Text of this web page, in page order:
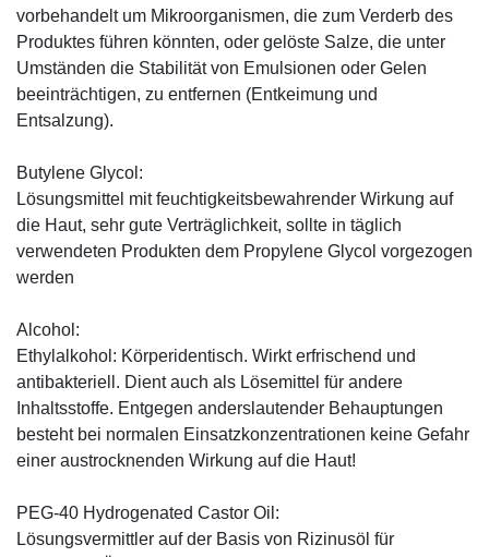
vorbehandelt um Mikroorganismen, die zum Verderb des
Produktes führen könnten, oder gelöste Salze, die unter
Umständen die Stabilität von Emulsionen oder Gelen
beeinträchtigen, zu entfernen (Entkeimung und
Entsalzung).
Butylene Glycol:
Lösungsmittel mit feuchtigkeitsbewahrender Wirkung auf
die Haut, sehr gute Verträglichkeit, sollte in täglich
verwendeten Produkten dem Propylene Glycol vorgezogen
werden
Alcohol:
Ethylalkohol: Körperidentisch. Wirkt erfrischend und
antibakteriell. Dient auch als Lösemittel für andere
Inhaltsstoffe. Entgegen anderslautender Behauptungen
besteht bei normalen Einsatzkonzentrationen keine Gefahr
einer austrocknenden Wirkung auf die Haut!
PEG-40 Hydrogenated Castor Oil:
Lösungsvermittler auf der Basis von Rizinusöl für